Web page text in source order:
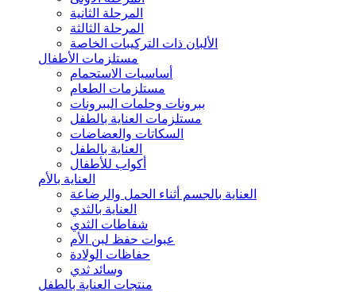
المرحلة الثانية
المرحلة الثالثة
الألبان ذات التركيبات الخاصة
مستلزمات الأطفال
أساسيات الاستحمام
مستلزمات الطعام
ببرونات وحلمات الببرونات
مستلزمات العناية بالطفل
السكاتات والعضاضات
العناية بالطفل
أكواب للأطفال
العناية بالأم
العناية بالجسم أثناء الحمل والرضاعة
العناية بالثدي
شفاطات الثدي
عبوات حفظ لبن الأم
حفاظات الولادة
وسائد ثدي
منتجات العناية بالطفل